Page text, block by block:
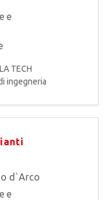
e
TECH
ingegneria
per
siamo
dal
d`Arco
e